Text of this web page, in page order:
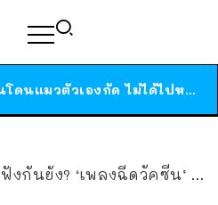
ได้เวลาเด็กหนวดรวมตัว RF Online Next เปิดให้เล่นแล้ว เกม Sci-Fi MMORPG ระดับตำนาน เล่นได้ทั้งมือถือและ PC
ฟังกันยัง? ‘เพลงฉีดวัคซีน’ จากศูนย์ปฏิบัติการนายกฯ ดราม่าทำนองเหมือนยกมือขึ้น – MV เหมือนลิ้นติดไฟ?